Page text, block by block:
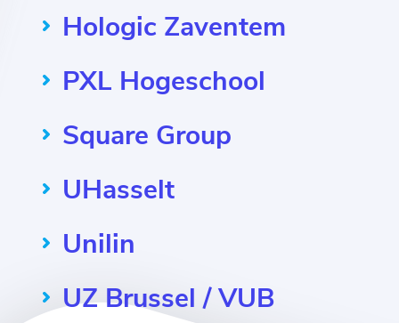
Hologic Zaventem
PXL Hogeschool
Square Group
UHasselt
Unilin
UZ Brussel / VUB